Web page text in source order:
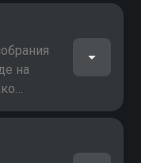
на
всё,